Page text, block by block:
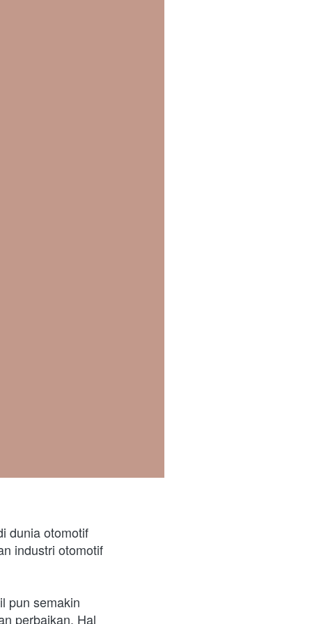
dunia otomotif
industri otomotif
pun semakin
perbaikan. Hal